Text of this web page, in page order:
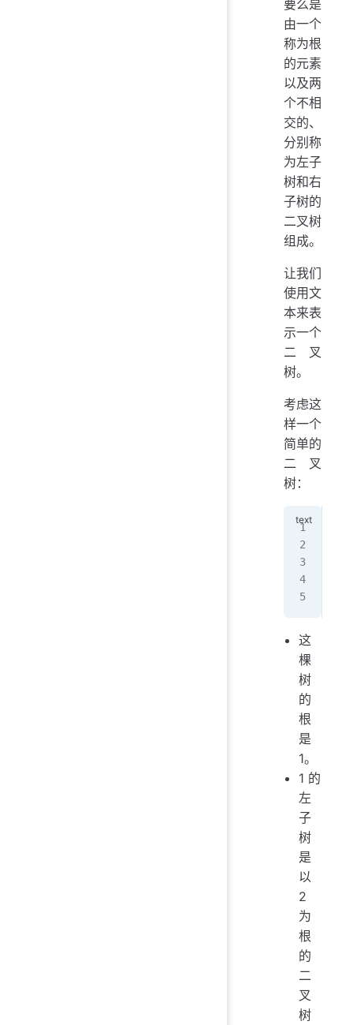
要么是
由一个
称为根
的元素
以及两
个不相
交的、
分别称
为左子
树和右
子树的
二叉树
组成。
让我们
使用文
本来表
示一个
二叉
树。
考虑这
样一个
简单的
二叉
树：
这
棵
树
的
根
是
1。
1 的
左
子
树
是
以
2
为
根
的
二
叉
树